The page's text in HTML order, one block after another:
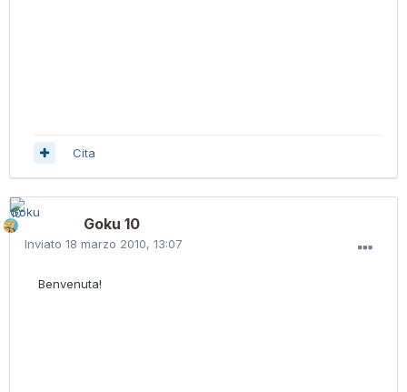
Cita
Goku 10
Inviato 18 marzo 2010, 13:07
Benvenuta!